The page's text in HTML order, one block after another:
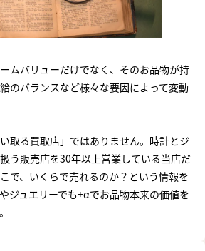
ムバリューだけでなく、そのお品物が持
のバランスなど様々な要因によって変動
取る買取店」ではありません。時計とジ
う販売店を30年以上営業している当店だ
で、いくらで売れるのか？という情報を
ジュエリーでも+αでお品物本来の価値を